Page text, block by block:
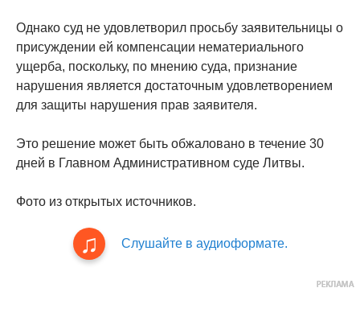
Однако суд не удовлетворил просьбу заявительницы о
присуждении ей компенсации нематериального
ущерба, поскольку, по мнению суда, признание
нарушения является достаточным удовлетворением
для защиты нарушения прав заявителя.
Это решение может быть обжаловано в течение 30
дней в Главном Административном суде Литвы.
Фото из открытых источников.
Слушайте в аудиоформате.